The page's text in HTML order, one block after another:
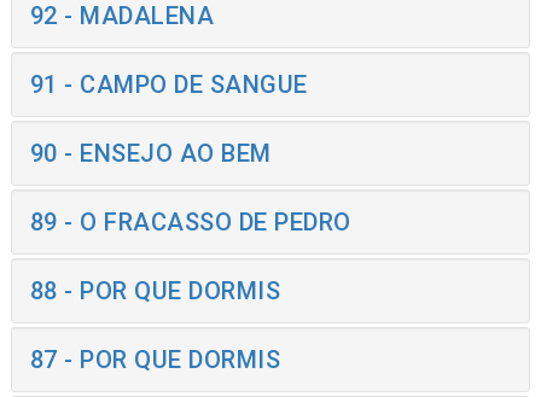
92 - MADALENA
91 - CAMPO DE SANGUE
90 - ENSEJO AO BEM
89 - O FRACASSO DE PEDRO
88 - POR QUE DORMIS
87 - POR QUE DORMIS